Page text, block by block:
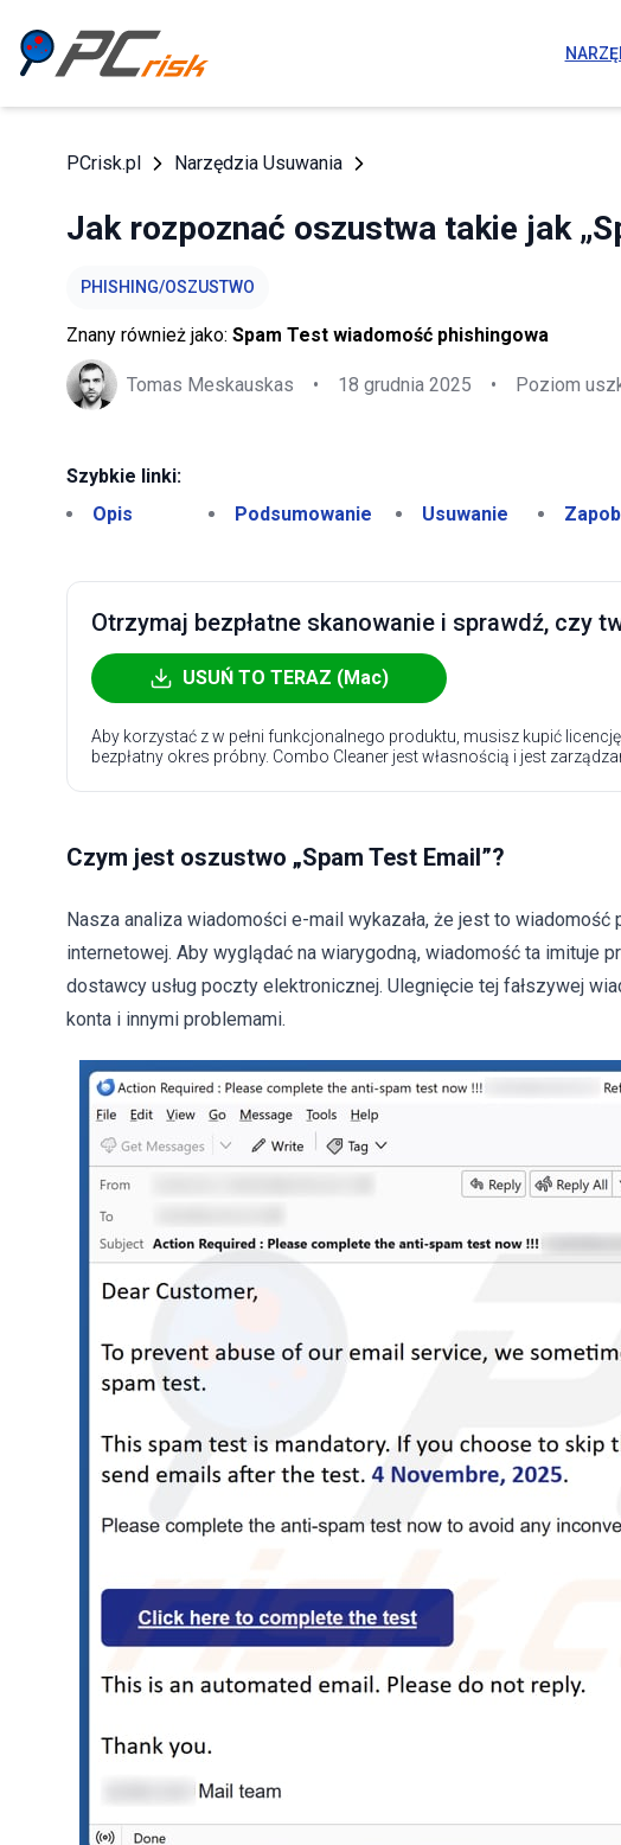
PCrisk.pl Narzędzia Usuwania
Jak rozpoznać oszustwa takie jak
PHISHING/OSZUSTWO
Znany również jako: Spam Test wiadomość phishingowa
Tomas Meskauskas • 18 grudnia 2025 • Poziom
Szybkie linki:
Opis
Podsumowanie Usuwanie
Otrzymaj bezpłatne skanowanie i sprawdź, czy
USUŃ TO TERAZ (Mac)
Aby korzystać z w pełni funkcjonalnego produktu, musisz kupić
bezpłatny okres próbny. Combo Cleaner jest własnością i jest
Czym jest oszustwo „Spam Test Email”?
Nasza analiza wiadomości e-mail wykazała, że jest to
internetowej. Aby wyglądać na wiarygodną, wiadomość ta imituje
dostawcy usług poczty elektronicznej. Ulegnięcie tej fałszywej
konta i innymi problemami.